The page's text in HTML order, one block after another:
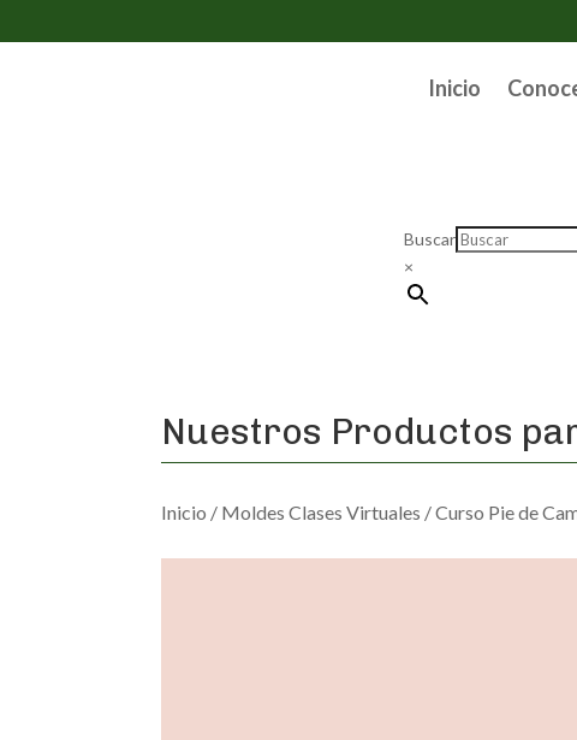
Inicio
Buscar
×
Nuestros Productos
Inicio / Moldes Clases Virtuales /Curso Pie de